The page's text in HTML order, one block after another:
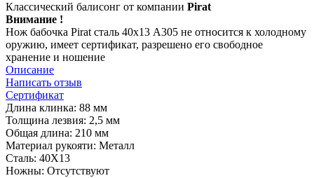
Классический балисонг от компании Pirat
Внимание !
Нож бабочка Pirat сталь 40х13 A305 не относится к холодному
оружию, имеет сертификат, разрешено его свободное
хранение и ношение
Описание
Написать отзыв
Сертификат
Длина клинка: 88 мм
Толщина лезвия: 2,5 мм
Общая длина: 210 мм
Материал рукояти: Металл
Сталь: 40Х13
Ножны: Отсутствуют